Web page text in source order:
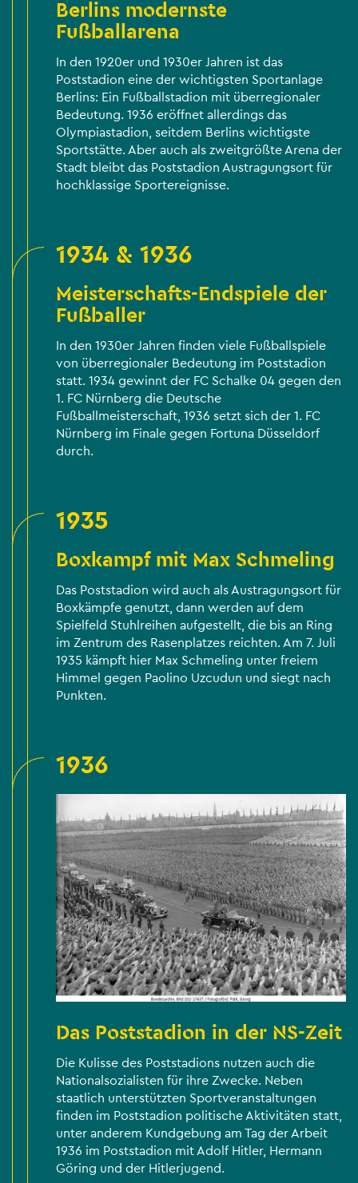
Berlins modernste
Fußballarena
In den 1920er und 1930er Jahren ist das
Poststadion eine der wichtigsten Sportanlage
Berlins: Ein Fußballstadion mit überregionaler
Bedeutung. 1936 eröffnet allerdings das
Olympiastadion, seitdem Berlins wichtigste
Sportstätte. Aber auch als zweitgrößte Arena der
Stadt bleibt das Poststadion Austragungsort für
hochklassige Sportereignisse.
1934 & 1936
Meisterschafts-Endspiele der
Fußballer
In den 1930er Jahren finden viele Fußballspiele
von überregionaler Bedeutung im Poststadion
statt. 1934 gewinnt der FC Schalke 04 gegen den
1. FC Nürnberg die Deutsche
Fußballmeisterschaft, 1936 setzt sich der 1. FC
Nürnberg im Finale gegen Fortuna Düsseldorf
durch.
1935
Boxkampf mit Max Schmeling
Das Poststadion wird auch als Austragungsort für
Boxkämpfe genutzt, dann werden auf dem
Spielfeld Stuhlreihen aufgestellt, die bis an Ring
im Zentrum des Rasenplatzes reichten. Am 7. Juli
1935 kämpft hier Max Schmeling unter freiem
Himmel gegen Paolino Uzcudun und siegt nach
Punkten.
1936
Das Poststadion in der NS-Zeit
Die Kulisse des Poststadions nutzen auch die
Nationalsozialisten für ihre Zwecke. Neben
staatlich unterstützten Sportveranstaltungen
finden im Poststadion politische Aktivitäten statt,
unter anderem Kundgebung am Tag der Arbeit
1936 im Poststadion mit Adolf Hitler, Hermann
Göring und der Hitlerjugend.